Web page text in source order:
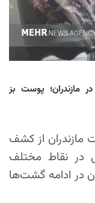
مازندران؛ پوست بز
از کشف
در نقاط مختلف
در ادامه گشت‌ها